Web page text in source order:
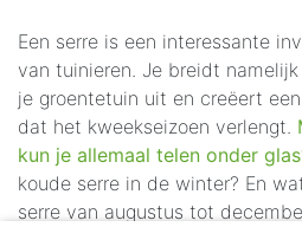
Een serre is een interessante
van tuinieren. Je breidt
je groentetuin uit en creëert
dat het kweekseizoen verlengt.
kun je allemaal telen onder
koude serre in de winter? En
serre van augustus tot